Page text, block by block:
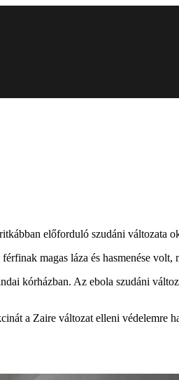
előforduló szudáni változata
magas láza és hasmenése
kórházban. Az ebola szudáni
a Zaire változat elleni védelemre